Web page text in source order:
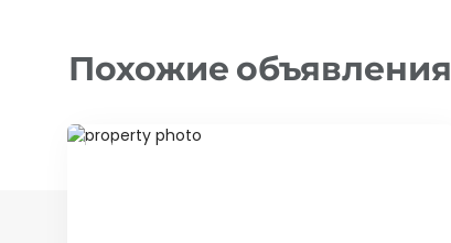
Похожие объявления
ID 10693